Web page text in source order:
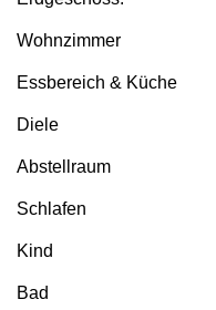
Essbereich &
Diele
Schlafen
Kind
Bad